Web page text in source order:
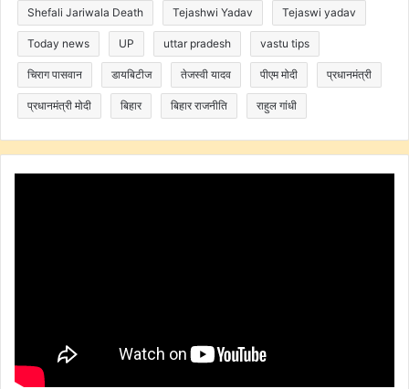
Shefali Jariwala Death Tejashwi Yadav Tejaswi yadav
Today news UP uttar pradesh vastu tips
चिराग पासवान डायबिटीज तेजस्वी यादव पीएम मोदी प्रधानमंत्री
प्रधानमंत्री मोदी बिहार बिहार राजनीति राहुल गांधी